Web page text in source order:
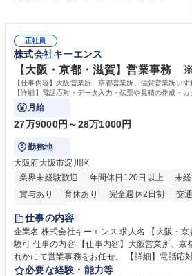
正社員
株式会社キーエンス
【大阪・京都・滋賀】営業事務
【仕事内容】大阪営業所、京都営業所、滋賀営業所いず
【詳細】電話応対・データ入力・伝票や見積の作成・
で発生する事務業務や業務改善をお任せ。
月給
27万9000円～28万1000円
勤務地
大阪府大阪市淀川区
業界未経験歓迎
年間休日120日以上 未
賞与あり
育休あり 完全週休2日制 交
土日祝休み
仕事の内容
企業名 株式会社キーエンス 求人名 【大阪・京都・滋賀】営業事務 ※未経
験可 仕事の内容 【仕事内容】大阪営業所、京都営業所、滋賀営業所いず
れかにて営業事務をお任せ。 【詳細】電話応
の作成・カタログ送付・来客対応・営業所内
必要な経験・能力等